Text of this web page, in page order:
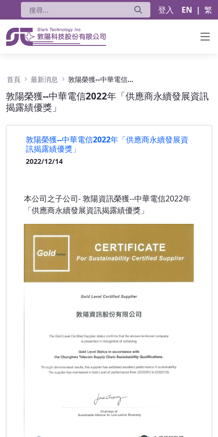
登入 EN | 繁
首頁 最新消息 敦陽榮獲--中華電信2022年「供應商永續發展資訊揭露績優獎」
敦陽榮獲--中華電信2022年「供應商永續發展資訊
揭露績優獎」
敦陽榮獲--中華電信2022年「供應商永續發展資
訊揭露績優獎」
2022/12/14
本公司之子公司- 敦陽資訊榮獲--中華電信2022年
「供應商永續發展資訊揭露績優獎」